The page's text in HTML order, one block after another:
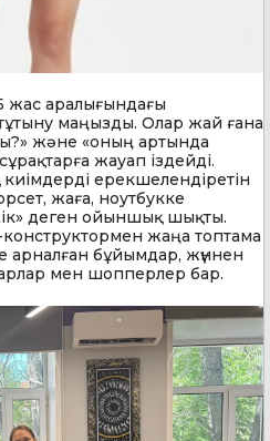
жас аралығындағы
маңызды. Олар жай ғана
және «оның артында
жауап іздейді.
киімдерді ерекшелендіретін
жаға, ноутбукке
деген ойыншық шықты.
жаңа топтама
арналған бұйымдар, жүннен
мен шопперлер бар.